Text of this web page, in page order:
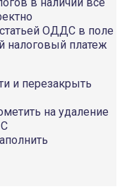
ОДДС в поле
налоговый платеж
и перезакрыть
на удаление